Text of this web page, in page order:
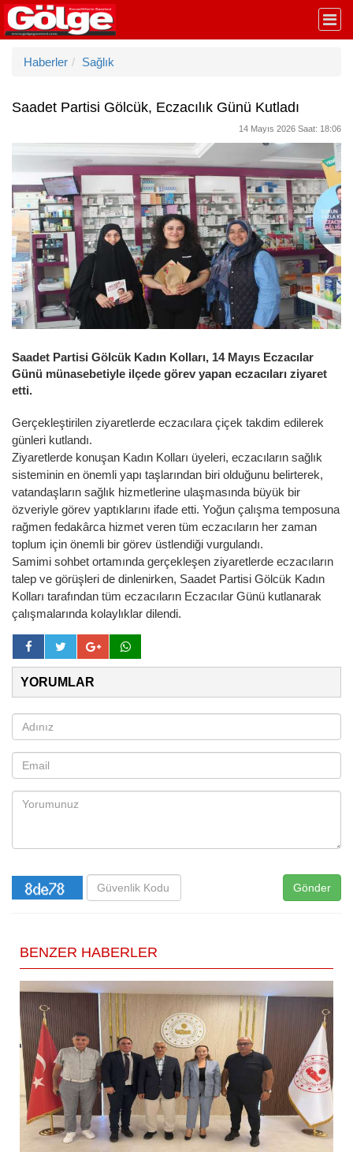
Haberler Sağlık
Saadet Partisi Gölcük, Eczacılık Günü Kutladı
14 Mayıs 2026 Saat: 18:06
Saadet Partisi Gölcük Kadın Kolları, 14 Mayıs Eczacılar
Günü münasebetiyle ilçede görev yapan eczacıları ziyaret
etti.
Gerçekleştirilen ziyaretlerde eczacılara çiçek takdim edilerek
günleri kutlandı.
Ziyaretlerde konuşan Kadın Kolları üyeleri, eczacıların sağlık
sisteminin en önemli yapı taşlarından biri olduğunu belirterek,
vatandaşların sağlık hizmetlerine ulaşmasında büyük bir
özveriyle görev yaptıklarını ifade etti. Yoğun çalışma temposuna
rağmen fedakârca hizmet veren tüm eczacıların her zaman
toplum için önemli bir görev üstlendiği vurgulandı.
Samimi sohbet ortamında gerçekleşen ziyaretlerde eczacıların
talep ve görüşleri de dinlenirken, Saadet Partisi Gölcük Kadın
Kolları tarafından tüm eczacıların Eczacılar Günü kutlanarak
çalışmalarında kolaylıklar dilendi.
YORUMLAR
Gönder
BENZER HABERLER